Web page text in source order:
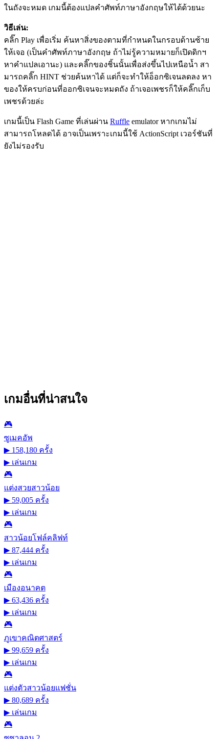
ในถังจะหมด เกมนี้ต้องแปลคำศัพท์ภาษาอังกฤษให้ได้ด้วยนะ
วิธีเล่น:
คลิ๊ก Play เพื่อเริ่ม ค้นหาสิ่งของตามที่กำหนดในกรอบด้านซ้าย
ให้เจอ (เป็นคำศัพท์ภาษาอังกฤษ ถ้าไม่รู้ความหมายก็เปิดดิกฯ
หาคำแปลเอานะ) และคลิ๊กของชิ้นนั้นเพื่อส่งขึ้นไปเหนือน้ำ สา
มารถคลิ๊ก HINT ช่วยค้นหาได้ แต่ก็จะทำให้อ็อกซิเจนลดลง หา
ของให้ครบก่อนที่ออกซิเจนจะหมดถัง ถ้าเจอเพชรก็ให้คลิ๊กเก็บ
เพชรด้วยล่ะ
เกมนี้เป็น Flash Game ที่เล่นผ่าน Ruffle emulator หากเกมไม่
สามารถโหลดได้ อาจเป็นเพราะเกมนี้ใช้ ActionScript เวอร์ชันที่
ยังไม่รองรับ
เกมอื่นที่น่าสนใจ
🎮
ซูเมคอัพ
▶ 158,180 ครั้ง
▶ เล่นเกม
🎮
แต่งสวยสาวน้อย
▶ 59,005 ครั้ง
▶ เล่นเกม
🎮
สาวน้อยโฟล์คลิฟท์
▶ 87,444 ครั้ง
▶ เล่นเกม
🎮
เมืองอนาคต
▶ 63,436 ครั้ง
▶ เล่นเกม
🎮
ภูเขาคณิตศาสตร์
▶ 99,659 ครั้ง
▶ เล่นเกม
🎮
แต่งตัวสาวน้อยแฟชั่น
▶ 80,689 ครั้ง
▶ เล่นเกม
🎮